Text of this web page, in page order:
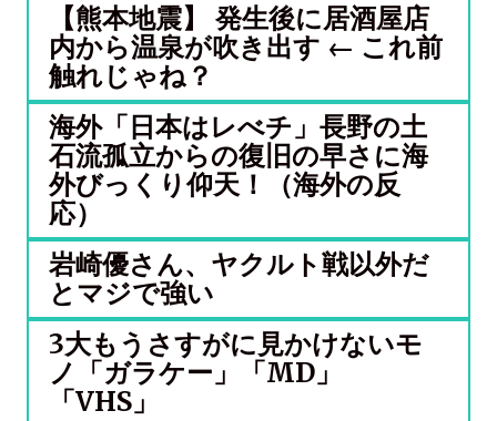
【熊本地震】 発生後に居酒屋店
内から温泉が吹き出す ← これ前
触れじゃね？
海外「日本はレべチ」長野の土
石流孤立からの復旧の早さに海
外びっくり仰天！（海外の反
応）
岩崎優さん、ヤクルト戦以外だ
とマジで強い
3大もうさすがに見かけないモ
ノ「ガラケー」「MD」
「VHS」